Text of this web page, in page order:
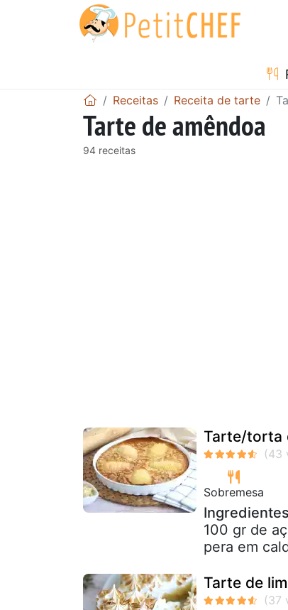
Receitas Receita de tarte
Tarte de amêndoa
94 receitas
Tarte/torta
Sobremesa
Ingredientes
100 gr de
pera em
Tarte de